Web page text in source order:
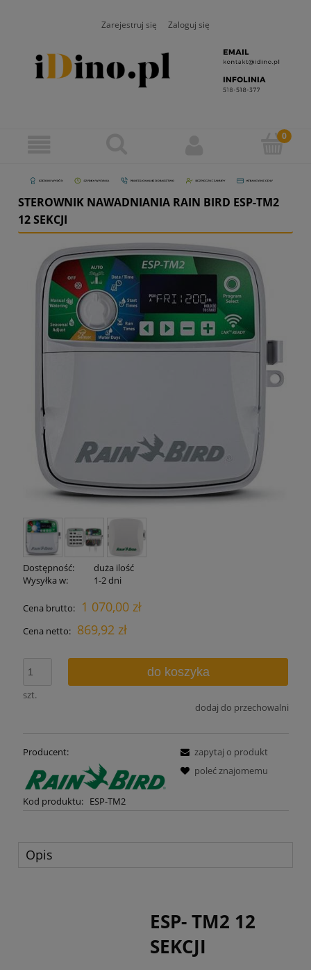
Zarejestruj się Zaloguj się
STEROWNIK NAWADNIANIA RAIN BIRD ESP-TM2
12 SEKCJI
Dostępność:
duża ilość
Wysyłka w:
1-2 dni
Cena brutto: 1 070,00 zł
Cena netto: 869,92 zł
szt.
do koszyka
dodaj do przechowalni
Producent:
Kod produktu: ESP-TM2
zapytaj o produkt
poleć znajomemu
Opis
ESP- TM2 12
SEKCJI